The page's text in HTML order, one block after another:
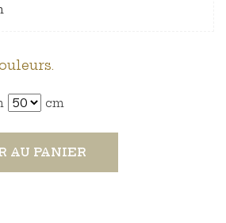
cm
AU PANIER